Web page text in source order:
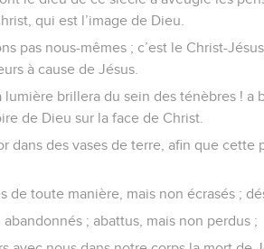
qui est l’image de Dieu.
pas nous-mêmes ; c’est le Christ-
à cause de Jésus.
lumière brillera du sein des ténèbres !
de Dieu sur la face de Christ.
dans des vases de terre, afin que
de toute manière, mais non écrasés ;
; abattus, mais non perdus ;